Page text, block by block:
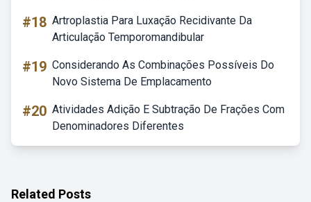
#18 Artroplastia Para Luxação Recidivante Da
Articulação Temporomandibular
#19 Considerando As Combinações Possíveis Do
Novo Sistema De Emplacamento
#20 Atividades Adição E Subtração De Frações Com
Denominadores Diferentes
Related Posts